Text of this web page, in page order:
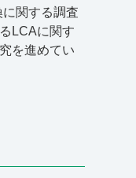
関する調査
LCAに関す
を進めてい